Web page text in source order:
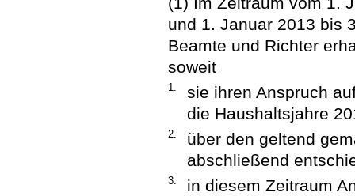
und 1. Januar 2013 bis
Beamte und Richter
soweit
1.
sie ihren Anspruch
die Haushaltsjahre
2.
über den geltend
abschließend
3.
in diesem Zeitraum